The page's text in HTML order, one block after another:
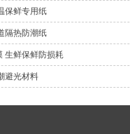
保鲜专用纸
隔热防潮纸
生鲜保鲜防损耗
避光材料